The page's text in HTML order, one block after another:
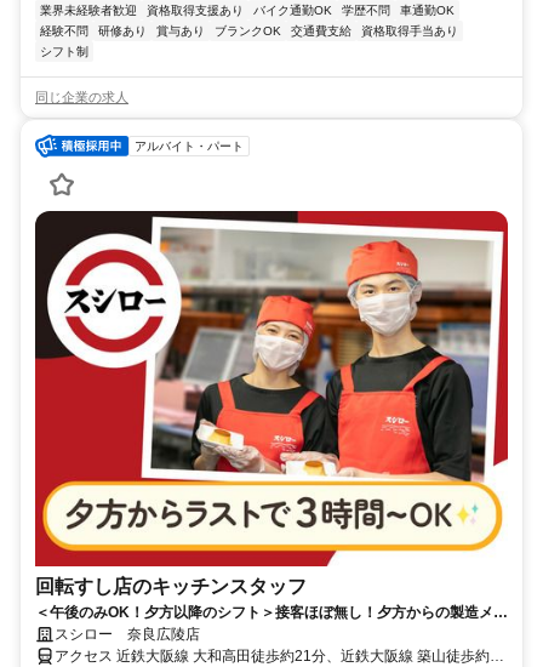
業界未経験者歓迎 資格取得支援あり バイク通勤OK 学歴不問
車通勤OK
経験不問
研修あり 賞与あり ブランクOK 交通費支給
資格取得手当あり
シフト制
同じ企業の求人
アルバイト・パート
回転すし店のキッチンスタッフ
＜午後のみOK！夕方以降のシフト＞接客ほぼ無し！夕方からの製造メイ
ンでコツコツ働ける
スシロー 奈良広陵店
アクセス 近鉄大阪線 大和高田徒歩約21分、近鉄大阪線 築山徒歩約22